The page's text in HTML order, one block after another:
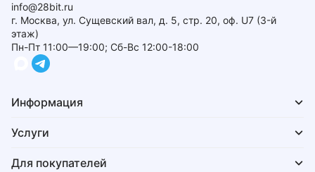
info@28bit.ru
г. Москва, ул. Сущевский вал, д. 5, стр. 20, оф. U7 (3-й
этаж)
Пн-Пт 11:00—19:00; Сб-Вс 12:00-18:00
Информация
Услуги
Для покупателей